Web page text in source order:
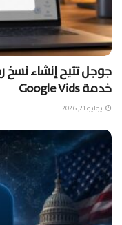
جوجل تتيح إنشاء
خدمة Google Vids
يوليو 21, 2026